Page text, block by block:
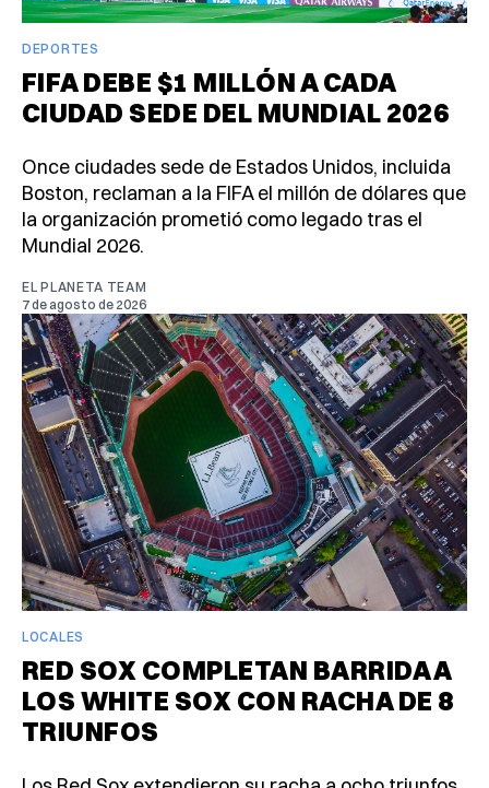
DEPORTES
FIFA DEBE $1 MILLÓN A CADA
CIUDAD SEDE DEL MUNDIAL 2026
Once ciudades sede de Estados Unidos, incluida
Boston, reclaman a la FIFA el millón de dólares que
la organización prometió como legado tras el
Mundial 2026.
EL PLANETA TEAM
7 de agosto de 2026
LOCALES
RED SOX COMPLETAN BARRIDA A
LOS WHITE SOX CON RACHA DE 8
TRIUNFOS